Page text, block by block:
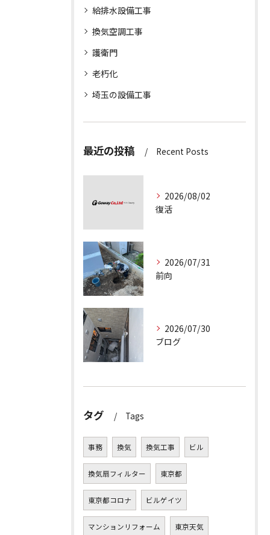
給排水設備工事
換気空調工事
護衛門
老朽化
埼玉の設備工事
最近の投稿 Recent Posts
2026/08/02
復活
2026/07/31
前向
2026/07/30
ブログ
タグ Tags
事務 換気 換気工事 ビル
換気扇フィルター 東京都
東京都コロナ ビルゲイツ
マンションリフォーム 東京天気